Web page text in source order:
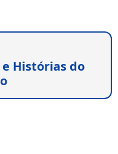
e Histórias do